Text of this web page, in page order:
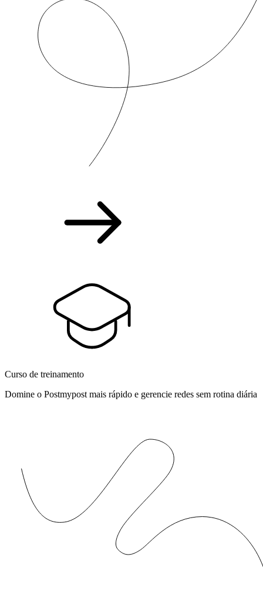
Curso de treinamento
Domine o Postmypost mais rápido e gerencie redes sem rotina diária